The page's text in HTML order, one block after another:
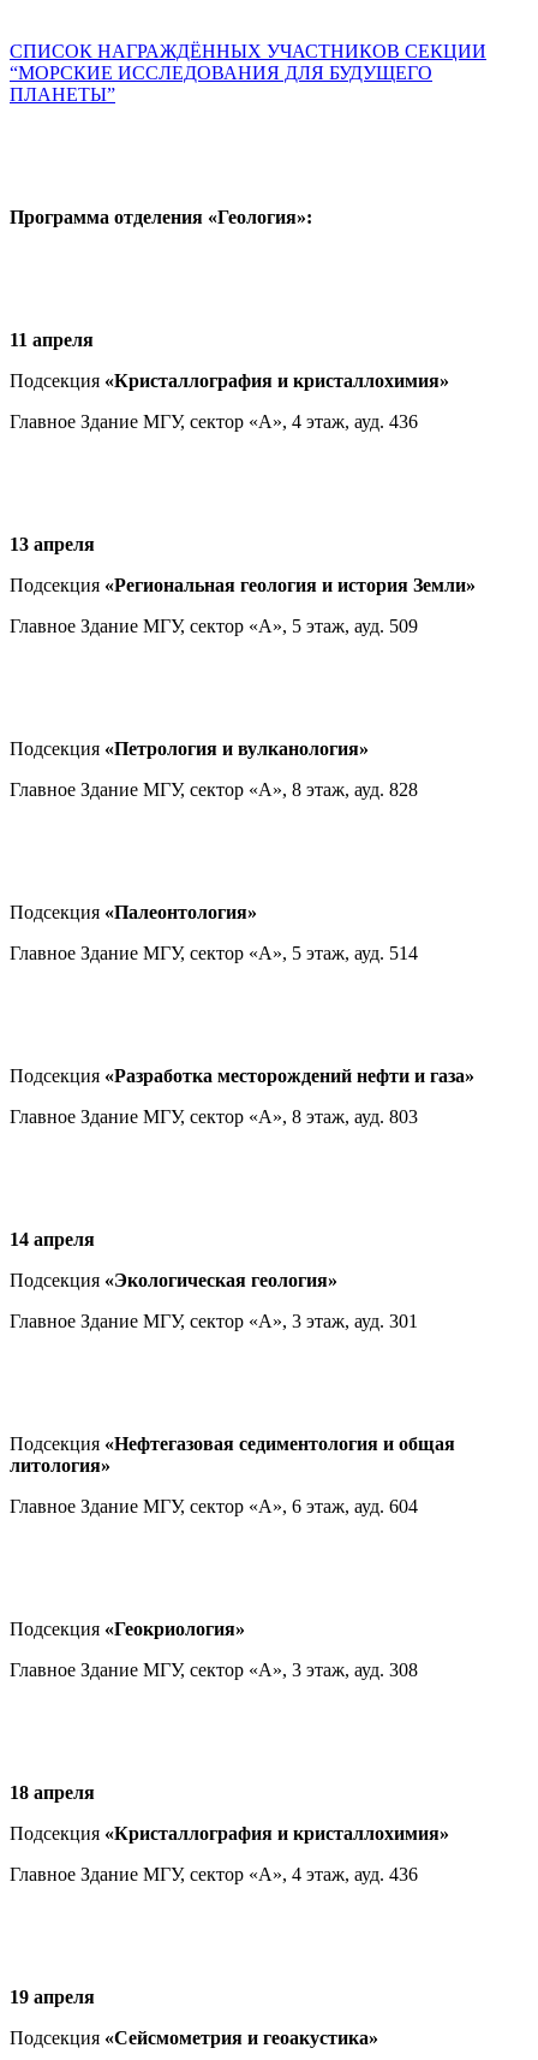
СПИСОК НАГРАЖДЁННЫХ УЧАСТНИКОВ СЕКЦИИ
“МОРСКИЕ ИССЛЕДОВАНИЯ ДЛЯ БУДУЩЕГО
ПЛАНЕТЫ”
Программа отделения «Геология»:
11 апреля
Подсекция «Кристаллография и кристаллохимия»
Главное Здание МГУ, сектор «А», 4 этаж, ауд. 436
13 апреля
Подсекция «Региональная геология и история Земли»
Главное Здание МГУ, сектор «А», 5 этаж, ауд. 509
Подсекция «Петрология и вулканология»
Главное Здание МГУ, сектор «А», 8 этаж, ауд. 828
Подсекция «Палеонтология»
Главное Здание МГУ, сектор «А», 5 этаж, ауд. 514
Подсекция «Разработка месторождений нефти и газа»
Главное Здание МГУ, сектор «А», 8 этаж, ауд. 803
14 апреля
Подсекция «Экологическая геология»
Главное Здание МГУ, сектор «А», 3 этаж, ауд. 301
Подсекция «Нефтегазовая седиментология и общая
литология»
Главное Здание МГУ, сектор «А», 6 этаж, ауд. 604
Подсекция «Геокриология»
Главное Здание МГУ, сектор «А», 3 этаж, ауд. 308
18 апреля
Подсекция «Кристаллография и кристаллохимия»
Главное Здание МГУ, сектор «А», 4 этаж, ауд. 436
19 апреля
Подсекция «Сейсмометрия и геоакустика»